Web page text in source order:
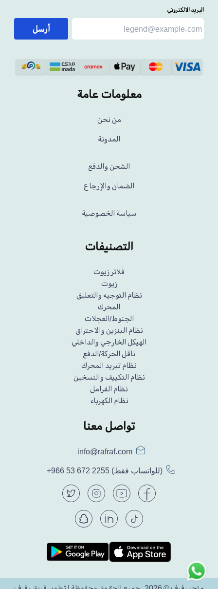
البريد الالكتروني
أرسل
معلومات عامة
من نحن
المدونة
الشحن والدفع
الضمان والإرجاع
سياسة الخصوصية
التصنيفات
فلاتر زيوت
زيوت
نظام التوجيه والتعليق
المحرك
الجنوط/العجلات
نظام البنزين والاحتراق
الهيكل الخارجي والداخلي
ناقل الحركة/الدفع
نظام تبريد المحرك
نظام التكييف والتسخين
نظام الفرامل
نظام الكهرباء
تواصل معنا
info@rafraf.com
+966 53 672 2255 (للواتساب فقط)